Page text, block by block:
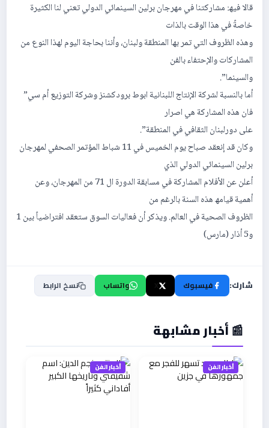
قالا فیھ: مشاركتنا في مھرجان برلین السینمائي الدولي تعني لنا الكثیرة
خاصةً في ھذا الوقت بالذات
وھذه الظروف التي تمر بھا المنطقة ولبنان، وأننا بحاجة الیوم لھذا النوع من
المشاركات والإحتفاء بالفن
والسینما”.
أما بالنسبة لشركة الإنتاج اللبنانیة ابوط برودكشنز وشركة التوزیع أم سي”
فان ھذه المشاركة ھي اصرار
على دورلبنان الثقافي في المنطقة”.
وكان قد إنعقد صباح یوم الخمیس في 11 شباط المؤتمر الصحفي لمھرجان
برلین السینمائي الدولي الذي
أعلن عن الأفلام المشاركة في مسابقة الدورة ال 71 من المھرجان، وعن
أھمیة قیامھ ھذه السنة بالرغم من
الظروف الصحیة في العالم. ویذكر أن فعالیات السوق ستعقد افتراضیاً بین 1
و5 أذار (مارس)
شارك: فيسبوك واتساب نسخ الرابط
📰 أخبار مشابهة
أخبار الفن أخبار الفن